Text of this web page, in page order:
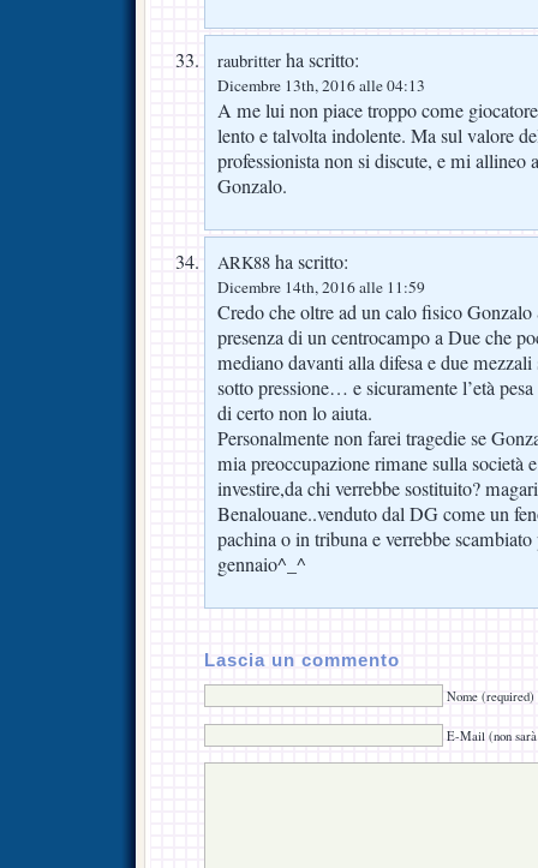
raubritter ha scritto:
Dicembre 13th, 2016 alle 04:13
A me lui non piace troppo come
lento e talvolta indolente. Ma sul valore
professionista non si discute, e mi allineo
Gonzalo.
ARK88 ha scritto:
Dicembre 14th, 2016 alle 11:59
Credo che oltre ad un calo fisico
presenza di un centrocampo a Due che
mediano davanti alla difesa e due
sotto pressione… e sicuramente l’età
di certo non lo aiuta.
Personalmente non farei tragedie se
mia preoccupazione rimane sulla società
investire,da chi verrebbe sostituito?
Benalouane..venduto dal DG come un
pachina o in tribuna e verrebbe
gennaio^_^
Lascia un commento
Nome (required)
E-Mail (non